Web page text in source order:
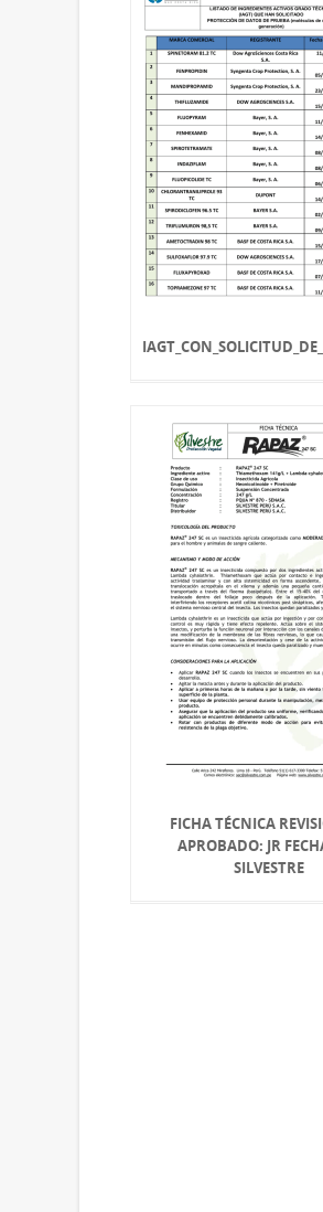
FICHA TÉCNICA
APROBADO: JR
SILVESTRE